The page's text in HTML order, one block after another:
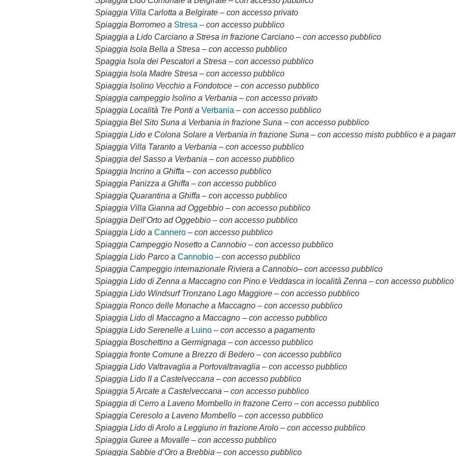
Spiaggia Villa Carlotta a Belgirate – con accesso privato
Spiaggia Borromeo a Stresa – con accesso pubblico
Spiaggia a Lido Carciano a Stresa in frazione Carciano – con accesso pubblico
Spiaggia Isola Bella a Stresa – con accesso pubblico
Spaggia Isola dei Pescatori a Stresa – con accesso pubblico
Spiaggia Isola Madre Stresa – con accesso pubblico
Spiaggia Isolino Vecchio a Fondotoce – con accesso pubblico
Spiaggia campeggio Isolino a Verbania – con accesso privato
Spiaggia Località Tre Ponti a Verbania – con accesso pubblico
Spiaggia Bel Sito Suna a Verbania in frazione Suna – con accesso pubblico
Spiaggia Lido e Colona Solare a Verbania in frazione Suna – con accesso misto pubblico e a
Spiaggia Villa Taranto a Verbania – con accesso pubblico
Spiaggia del Sasso a Verbania – con accesso pubblico
Spiaggia Incrino a Ghiffa – con accesso pubblico
Spiaggia Panizza a Ghiffa – con accesso pubblico
Spiaggia Quarantina a Ghiffa – con accesso pubblico
Spiaggia Villa Gianna ad Oggebbio – con accesso pubblico
Spiaggia Dell’Orto ad Oggebbio – con accesso pubblico
Spiaggia Lido a Cannero – con accesso pubblico
Spiaggia Campeggio Nosetto a Cannobio – con accesso pubblico
Spiaggia Lido Parco a Cannobio – con accesso pubblico
Spiaggia Campeggio internazionale Riviera a Cannobio– con accesso pubblico
Spiaggia Lido di Zenna a Maccagno con Pino e Veddasca in località Zenna – con accesso pubblico
Spiaggia Lido Windsurf Tronzano Lago Maggiore – con accesso pubblico
Spiaggia Ronco delle Monache a Maccagno – con accesso pubblico
Spiaggia Lido di Maccagno a Maccagno – con accesso pubblico
Spiaggia Lido Serenelle a Luino – con accesso a pagamento
Spiaggia Boschettino a Germignaga – con accesso pubblico
Spiaggia fronte Comune a Brezzo di Bedero – con accesso pubblico
Spiaggia Lido Valtravaglia a Portovaltravaglia – con accesso pubblico
Spiaggia Lido II a Castelveccana – con accesso pubblico
Spiaggia 5 Arcate a Castelveccana – con accesso pubblico
Spiaggia di Cerro a Laveno Mombello in frazone Cerro – con accesso pubblico
Spiaggia Ceresolo a Laveno Mombello – con accesso pubblico
Spiaggia Lido di Arolo a Leggiuno in frazione Arolo – con accesso pubblico
Spiaggia Guree a Movalle – con accesso pubblico
Spiaggia Sabbie d’Oro a Brebbia – con accesso pubblico